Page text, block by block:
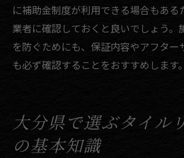
に補助金制度が利用できる場合もある
業者に確認しておくと良いでしょう。
を防ぐためにも、保証内容やアフター
も必ず確認することをおすすめします。
大分県で選ぶタイル
の基本知識